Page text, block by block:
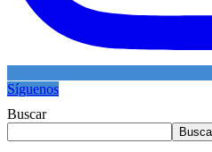
Síguenos
Buscar